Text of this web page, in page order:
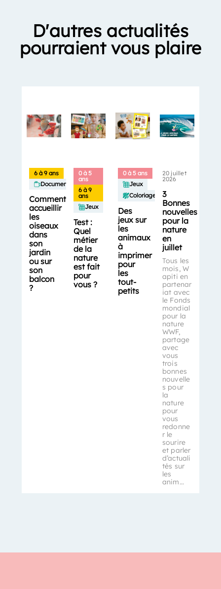
D'autres actualités
pourraient vous plaire
6 à 9 ans
Documentaires
Comment
accueillir
les
oiseaux
dans
son
jardin
ou sur
son
balcon
?
0 à 5
ans
6 à 9
ans
Jeux
Test :
Quel
métier
de la
nature
est fait
pour
vous ?
0 à 5 ans
Jeux
Coloriages
Des
jeux sur
les
animaux
à
imprimer
pour
les
tout-
petits
20 juillet
2026
3
Bonnes
nouvelles
pour la
nature
en
juillet
Tous les
mois, W
apiti en
partenar
iat avec
le Fonds
mondial
pour la
nature
WWF,
partage
avec
vous
trois
bonnes
nouvelle
s pour
la
nature
pour
vous
redonne
r le
sourire
et parler
d’actuali
tés sur
les
anim…